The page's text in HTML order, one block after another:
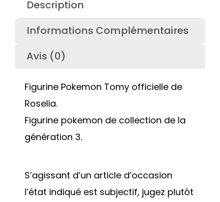
Description
Informations Complémentaires
Avis (0)
Figurine Pokemon Tomy officielle de
Roselia.
Figurine pokemon de collection de la
génération 3.
S’agissant d’un article d’occasion
l’état indiqué est subjectif, jugez plutôt